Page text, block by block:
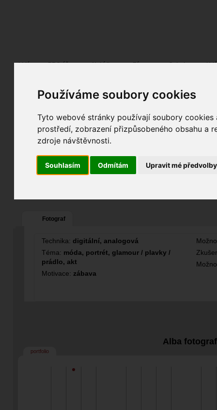
Používáme soubory cookies
Tyto webové stránky používají soubory
prostředí, zobrazení přizpůsobeného obsahu a
zdroje návštěvnosti.
Souhlasím Odmítám Upravit mé předvolby
Lidé PRO účet Nabídky Fórum Galerie
Jaroslav Donát alias JADO
Pohlaví: muž
Plzeň, Klatovy,...
Jazyk: cs
Poslední přihlášení: včera
Registrace:27. 11. 2003
36
4
21
Fotograf
Technika: digitální, analogová
Téma: móda, portrét, glamour / plavky /
prádlo, akt
Motivace: zábava
Alba
portfolio